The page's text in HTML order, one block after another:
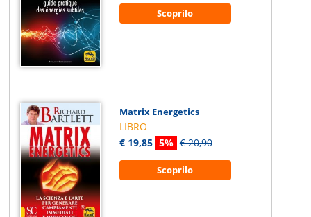
Scoprilo
Matrix Energetics
LIBRO
€ 19,85 5% € 20,90
Scoprilo